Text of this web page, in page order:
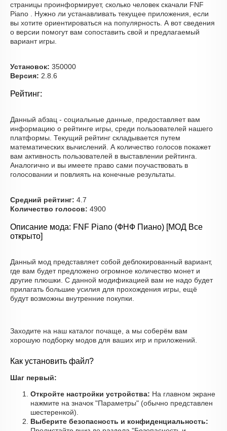
страницы проинформирует, сколько человек скачали FNF
Piano . Нужно ли устанавливать текущее приложения, если
вы хотите ориентироваться на популярность. А вот сведения
о версии помогут вам сопоставить свой и предлагаемый
вариант игры.
Установок: 350000
Версия: 2.8.6
Рейтинг:
Данный абзац - социальные данные, предоставляет вам
информацию о рейтинге игры, среди пользователей нашего
платформы. Текущий рейтинг складывается путем
математических вычислений. А количество голосов покажет
вам активность пользователей в выставлении рейтинга.
Аналогично и вы имеете право сами поучаствовать в
голосовании и повлиять на конечные результаты.
Средний рейтинг: 4.7
Количество голосов: 4900
Описание мода: FNF Piano (ФНФ Пиано) [МОД Все
открыто]
Данный мод представляет собой деблокированный вариант,
где вам будет предложено огромное количество монет и
другие плюшки. С данной модификацией вам не надо будет
прилагать большие усилия для прохождения игры, ещё
будут возможны внутренние покупки.
Заходите на наш каталог почаще, а мы соберём вам
хорошую подборку модов для ваших игр и приложений.
Как установить файл?
Шаг первый:
Откройте настройки устройства: На главном экране
нажмите на значок "Параметры" (обычно представлен
шестеренкой).
Выберите безопасность и конфиденциальность: